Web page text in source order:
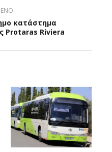
κατάστημα
Protaras Riviera